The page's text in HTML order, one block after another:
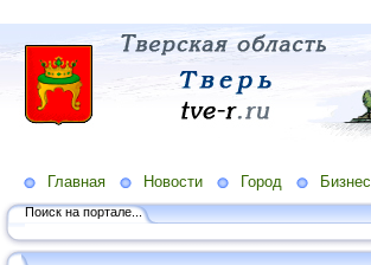
Главная Новости Город Бизнес
Поиск на портале...